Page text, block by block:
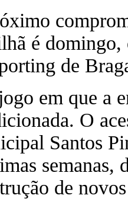
é domingo,
de
em que a
O
Santos
semanas,
de